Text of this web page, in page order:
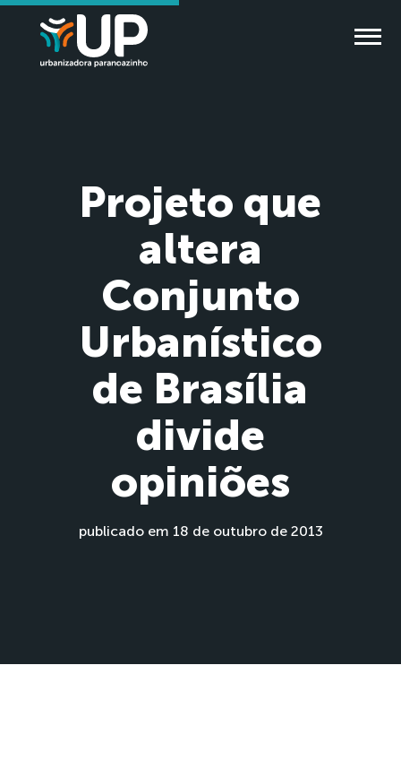
Projeto que
altera
Conjunto
Urbanístico
de Brasília
divide
opiniões
publicado em 18 de outubro de 2013